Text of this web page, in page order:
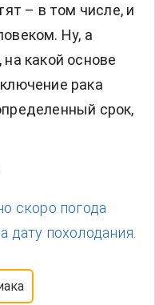
– в том числе, и
Ну, а
какой основе
рака
срок,
скоро погода
дату похолодания.